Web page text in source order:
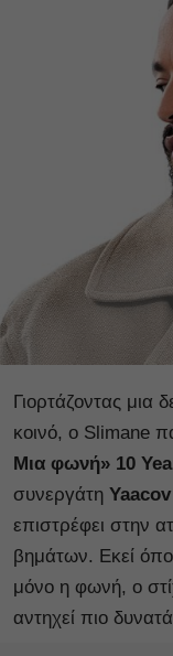
Γιορτάζοντας μια
κοινό, ο Slimane
Μια φωνή» 10
συνεργάτη
επιστρέφει στην
βημάτων. Εκεί
μόνο η φωνή, ο
αντηχεί πιο